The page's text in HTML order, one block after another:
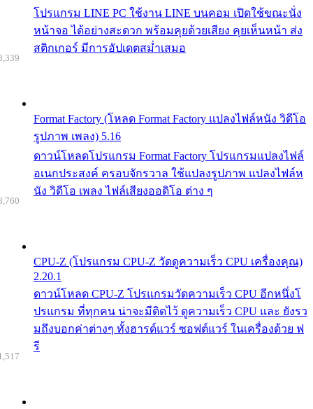
โปรแกรม LINE PC ใช้งาน LINE บนคอม เปิดใช้ขณะนั่ง
หน้าจอ ได้อย่างสะดวก พร้อมคุยด้วยเสียง คุยเห็นหน้า ส่ง
สติกเกอร์ มีการอัปเดตสม่ำเสมอ
Format Factory (โหลด Format Factory แปลงไฟล์หนัง วิดีโอ
รูปภาพ เพลง) 5.16
ดาวน์โหลดโปรแกรม Format Factory โปรแกรมแปลงไฟล์
อเนกประสงค์ ครอบจักรวาล ใช้แปลงรูปภาพ แปลงไฟล์ห
นัง วิดีโอ เพลง ไฟล์เสียงออดิโอ ต่าง ๆ
CPU-Z (โปรแกรม CPU-Z วัดดูความเร็ว CPU เครื่องคุณ)
2.20.1
ดาวน์โหลด CPU-Z โปรแกรมวัดความเร็ว CPU อีกหนึ่งโ
ปรแกรม ที่ทุกคน น่าจะมีติดไว้ ดูความเร็ว CPU และ ยังรว
มถึงบอกค่าต่างๆ ทั้งฮารด์แวร์ ซอฟต์แวร์ ในเครื่องด้วย ฟ
รี